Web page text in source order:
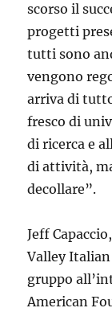
scorso il
progetti
tutti sono
vengono
arriva di
fresco di
di ricerca e
di attività,
decollare”.
Jeff
Valley
gruppo
American